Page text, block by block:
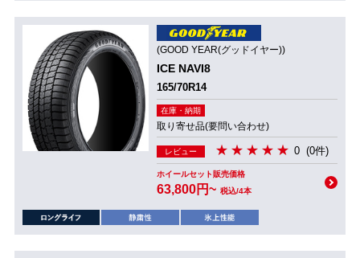
(GOOD YEAR(グッドイヤー))
ICE NAVI8
165/70R14
在庫・納期
取り寄せ品(要問い合わせ)
レビュー 0 (0件)
ホイールセット販売価格
63,800円~ 税込/4本